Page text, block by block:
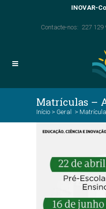
INOVAR-
Contacte-nos: 227 129
Matrículas –
Início > Geral >